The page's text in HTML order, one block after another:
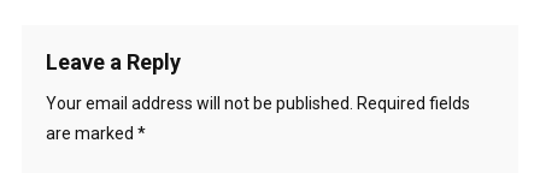
Leave a Reply
Your email address will not be published.
Required fields
are marked *